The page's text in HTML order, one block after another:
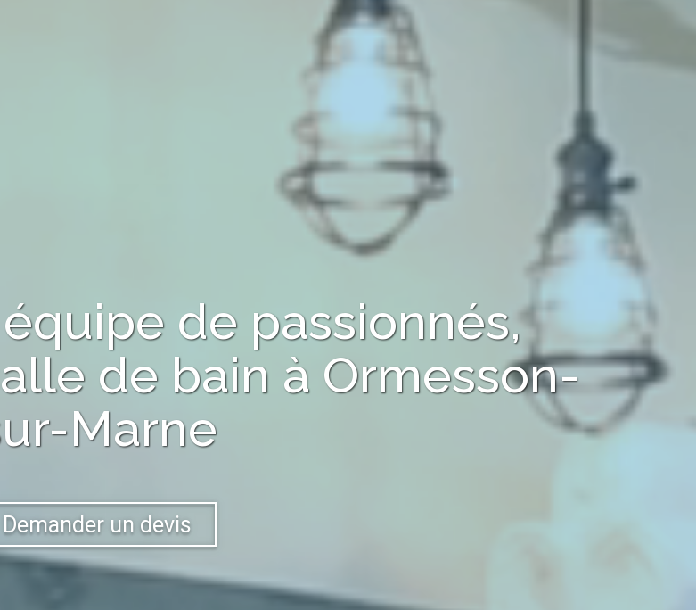
de passionnés,
de bain à Ormesson-
Marne
Demander un devis